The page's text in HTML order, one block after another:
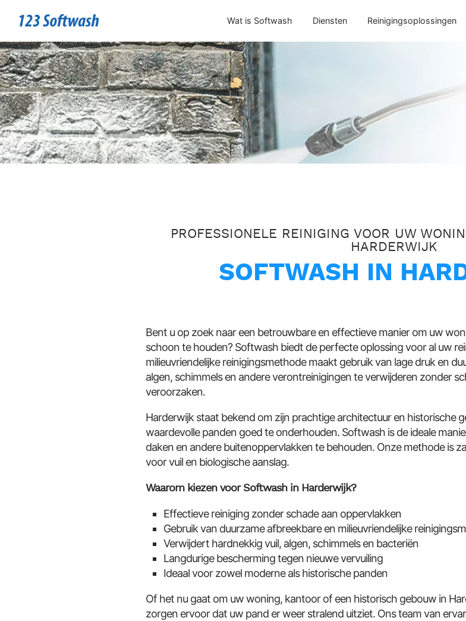
Wat is Softwash Diensten Reinigingsoplossingen
PROFESSIONELE REINIGING VOOR UW
HARDERWIJK
SOFTWASH IN
Bent u op zoek naar een betrouwbare en effectieve manier om uw
schoon te houden? Softwash biedt de perfecte oplossing voor al uw
milieuvriendelijke reinigingsmethode maakt gebruik van lage druk en
algen, schimmels en andere verontreinigingen te verwijderen zonder
veroorzaken.
Harderwijk staat bekend om zijn prachtige architectuur en historische
waardevolle panden goed te onderhouden. Softwash is de ideale
daken en andere buitenoppervlakken te behouden. Onze methode is
voor vuil en biologische aanslag.
Waarom kiezen voor Softwash in Harderwijk?
Effectieve reiniging zonder schade aan oppervlakken
Gebruik van duurzame afbreekbare en milieuvriendelijke
Verwijdert hardnekkig vuil, algen, schimmels en bacteriën
Langdurige bescherming tegen nieuwe vervuiling
Ideaal voor zowel moderne als historische panden
Of het nu gaat om uw woning, kantoor of een historisch gebouw in
zorgen ervoor dat uw pand er weer stralend uitziet. Ons team van